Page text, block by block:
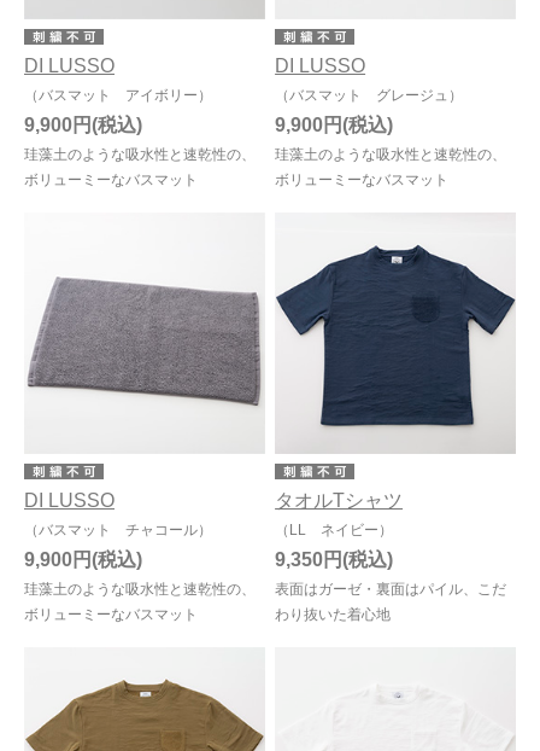
DI LUSSO
（バスマット アイボリー）
珪藻土のような吸水性と速乾性の、
ボリューミーなバスマット
9,900円
DI LUSSO
（バスマット グレージュ）
珪藻土のような吸水性と速乾性の、
ボリューミーなバスマット
9,900円
DI LUSSO
（バスマット チャコール）
珪藻土のような吸水性と速乾性の、
ボリューミーなバスマット
9,900円
タオルTシャツ
（LL ネイビー）
表面はガーゼ・裏面はパイル、こだ
わり抜いた着心地
9,350円